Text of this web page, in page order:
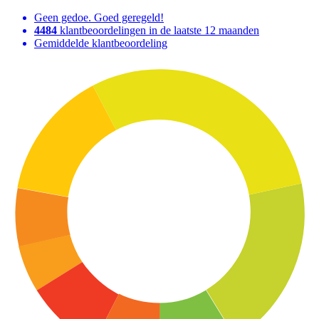
Geen gedoe. Goed geregeld!
4484 klantbeoordelingen in de laatste 12 maanden
Gemiddelde klantbeoordeling